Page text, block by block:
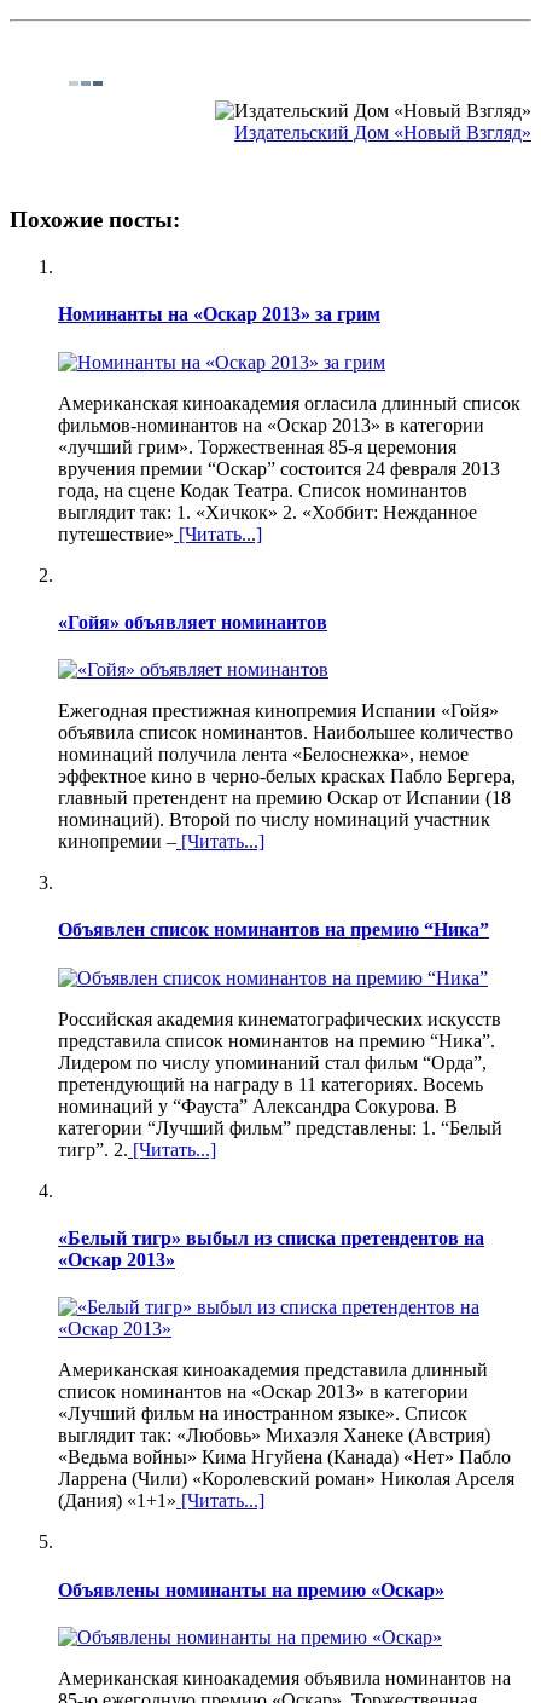
Издательский Дом «Новый Взгляд»
Похожие посты:
Номинанты на «Оскар 2013» за грим
Американская киноакадемия огласила длинный список
фильмов-номинантов на «Оскар 2013» в категории
«лучший грим». Торжественная 85-я церемония
вручения премии “Оскар” состоится 24 февраля 2013
года, на сцене Кодак Театра. Список номинантов
выглядит так: 1. «Хичкок» 2. «Хоббит: Нежданное
путешествие» [Читать...]
«Гойя» объявляет номинантов
Ежегодная престижная кинопремия Испании «Гойя»
объявила список номинантов. Наибольшее количество
номинаций получила лента «Белоснежка», немое
эффектное кино в черно-белых красках Пабло Бергера,
главный претендент на премию Оскар от Испании (18
номинаций). Второй по числу номинаций участник
кинопремии – [Читать...]
Объявлен список номинантов на премию “Ника”
Российская академия кинематографических искусств
представила список номинантов на премию “Ника”.
Лидером по числу упоминаний стал фильм “Орда”,
претендующий на награду в 11 категориях. Восемь
номинаций у “Фауста” Александра Сокурова. В
категории “Лучший фильм” представлены: 1. “Белый
тигр”. 2. [Читать...]
«Белый тигр» выбыл из списка претендентов на
«Оскар 2013»
Американская киноакадемия представила длинный
список номинантов на «Оскар 2013» в категории
«Лучший фильм на иностранном языке». Список
выглядит так: «Любовь» Михаэля Ханеке (Австрия)
«Ведьма войны» Кима Нгуйена (Канада) «Нет» Пабло
Ларрена (Чили) «Королевский роман» Николая Арселя
(Дания) «1+1» [Читать...]
Объявлены номинанты на премию «Оскар»
Американская киноакадемия объявила номинантов на